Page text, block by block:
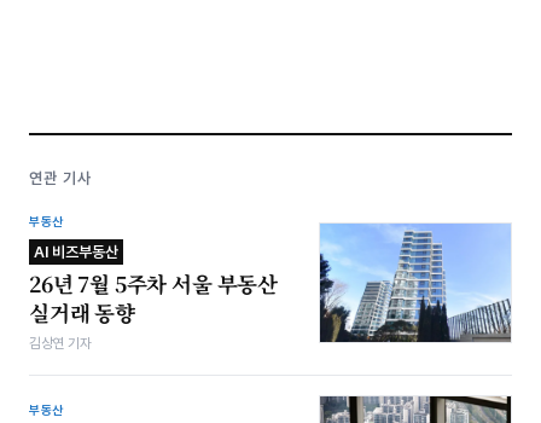
연관 기사
부동산
AI 비즈부동산
26년 7월 5주차 서울 부동산
실거래 동향
김상연 기자
부동산